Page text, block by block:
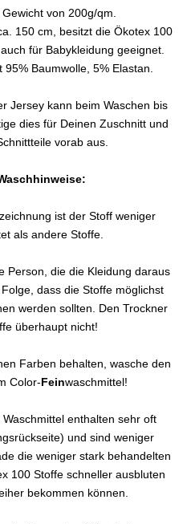
von 200g/qm.
150 cm, besitzt die Ökotex 100
für Babykleidung geeignet.
Baumwolle, 5% Elastan.
Jersey kann beim Waschen bis
dies für Deinen Zuschnitt und
vorab aus.
ist der Stoff weniger
als andere Stoffe.
Person, die die Kleidung daraus
dass die Stoffe möglichst
werden sollten. Den Trockner
überhaupt nicht!
Farben behalten, wasche den
Color-Feinwaschmittel!
enthalten sehr oft
und sind weniger
die weniger stark behandelten
100 Stoffe schneller ausbluten
bekommen können.